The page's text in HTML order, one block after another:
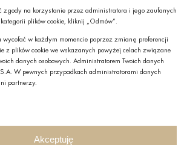
zgody na korzystanie przez administratora i jego zaufanych
plików cookie, kliknij „Odmów”.
w każdym momencie poprzez zmianę preferencji
z plików cookie we wskazanych powyżej celach związane
danych osobowych. Administratorem Twoich danych
W pewnych przypadkach administratorami danych
partnerzy.
Akceptuję
z subskrybcji.
Zapisz
Czy chcesz,
oddzwonili?
TAK